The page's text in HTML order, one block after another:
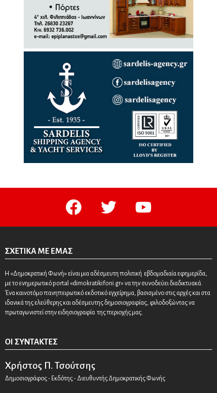
facebook twitter youtube
ΣΧΕΤΙΚΆ ΜΕ ΕΜΆΣ
Η «Δημοκρατική Φωνή» είναι μια αδέσμευτη πολιτική εβδομαδιαία εφημερίδα,
με το ενημερωτικό portal «dimokratikifoni.gr» να την συνοδεύει διαδικτυακά.
Ένα καινοτόμο πανηπειρωτικό εκδοτικό εγχείρημα, βασισμένο στις αρχές και στα
ιδανικά της ελεύθερης και αδέσμευτης δημοσιογραφίας, φιλοδοξώντας να
πρωταγωνιστεί στην ειδησιογραφία της περιοχής μας.
ΟΙ ΣΥΝΤΆΚΤΕΣ
Χρήστος Π. Τσούτσης
Δημοσιογράφος - Εκδότης - Διευθυντής Δημοκρατικής Φωνής